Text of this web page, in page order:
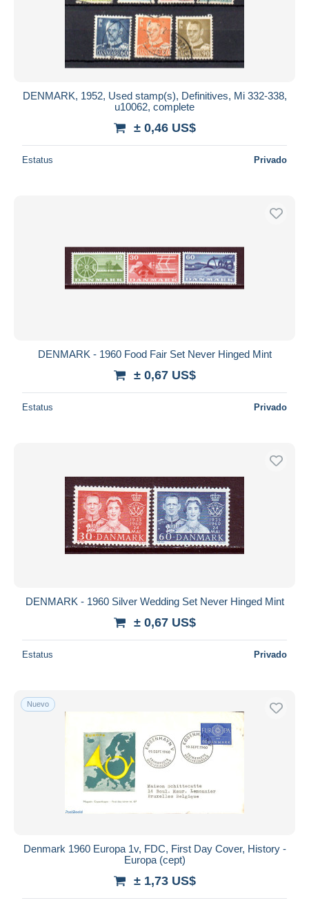
DENMARK, 1952, Used stamp(s), Definitives, Mi 332-338,
u10062, complete
± 0,46 US$
Estatus Privado
DENMARK - 1960 Food Fair Set Never Hinged Mint
± 0,67 US$
Estatus Privado
DENMARK - 1960 Silver Wedding Set Never Hinged Mint
± 0,67 US$
Estatus Privado
Nuevo
Denmark 1960 Europa 1v, FDC, First Day Cover, History -
Europa (cept)
± 1,73 US$